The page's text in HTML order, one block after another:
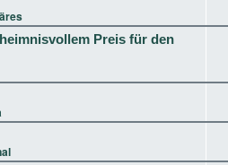
Preis für den